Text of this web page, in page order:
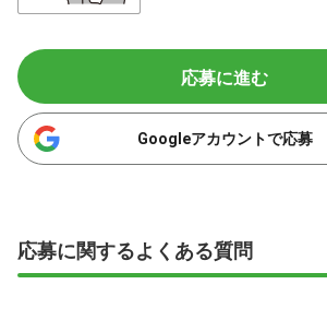
応募に進む
Googleアカウントで応募
応募に関するよくある質問